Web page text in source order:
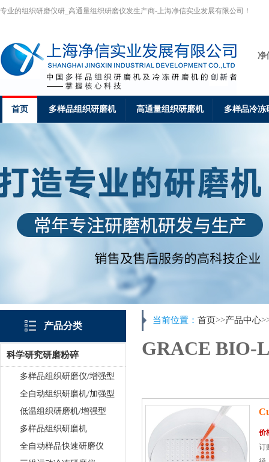
专业的组织研磨仪研_高通量组织研磨仪发生产商-上海净信实业发展有限公司！
净
首页 多样品组织研磨机 高通量组织研磨机 多样品冷冻
产品分类
科学研究研磨粉碎
多样品组织研磨仪/增强型
全自动组织研磨机/加强型
低温组织研磨机/增强型
多样品组织研磨机
全自动样品快速研磨仪
当前位置： 首页>>产品中心
GRACE BIO-
价
订